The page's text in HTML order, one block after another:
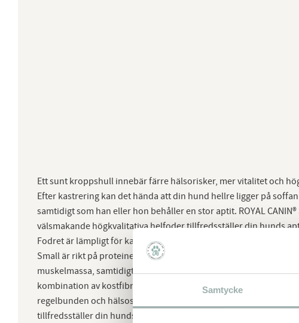
Samtycke
Ett sunt kroppshull innebär färre hälsorisker, mer vitalitet och
Efter kastrering kan det hända att din hund hellre ligger på
samtidigt som han eller hon behåller en stor aptit. ROYAL
välsmakande högkvalitativa helfoder tillfredsställer din hunds
Fodret är lämpligt för kastrerade hundar som väger upp till 4
Small är rikt på proteiner med hög smältbarhet för att se till att
muskelmassa, samtidigt som fett- och kaloriinnehållet är
kombination av kostfibrer hjälper din hund att känna sig mätt.
regelbunden och hälsosam tarmpassage och en förbättrad
tillfredsställer din hunds hungerkänsla, och genom att hjälpa din